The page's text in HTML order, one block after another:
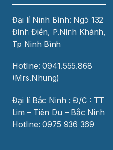
Đại lí Ninh Bình: Ngõ 132
Đinh Điền, P.Ninh Khánh,
Tp Ninh Bình
Hotline: 0941.555.868
(Mrs.Nhung)
Đại lí Bắc Ninh : Đ/C : TT
Lim – Tiên Du – Bắc Ninh
Hotline: 0975 936 369